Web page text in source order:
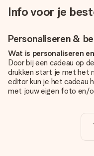
Info voor je
Personaliseren &
Wat is personaliseren
Door bij een cadeau op
drukken start je met het
editor kun je het cadeau
met jouw eigen foto en/
Is personalisatie in de
De prijs die op de